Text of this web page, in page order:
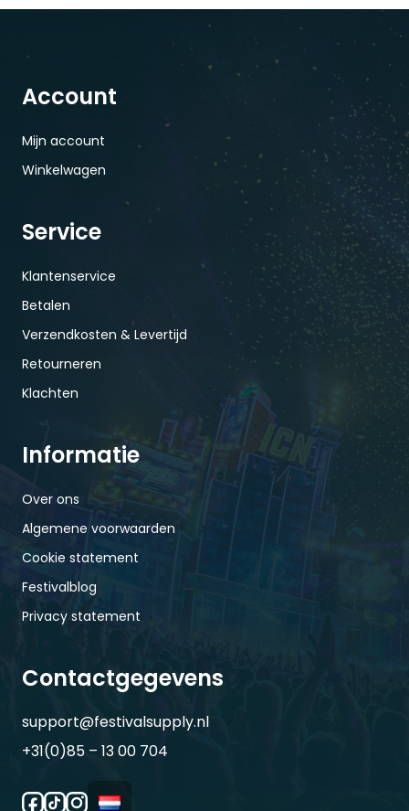
Account
Mijn account
Winkelwagen
Service
Klantenservice
Betalen
Verzendkosten & Levertijd
Retourneren
Klachten
Informatie
Over ons
Algemene voorwaarden
Cookie statement
Festivalblog
Privacy statement
Contactgegevens
support@festivalsupply.nl
+31(0)85 – 13 00 704